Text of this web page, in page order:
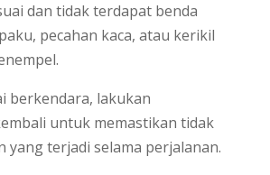
dan tidak terdapat benda
pecahan kaca, atau kerikil
berkendara, lakukan
untuk memastikan tidak
yang terjadi selama perjalanan.